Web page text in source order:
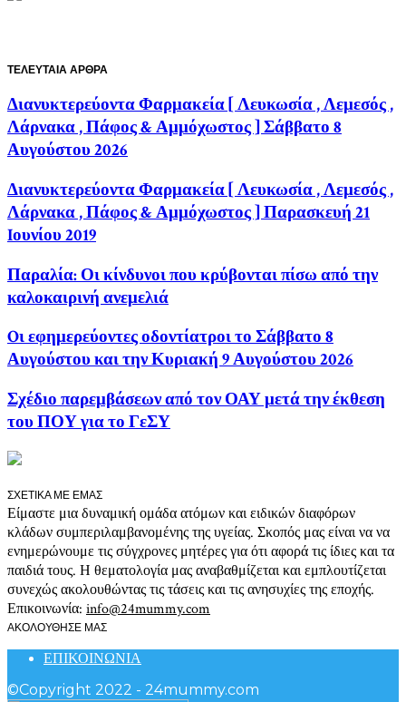
ΤΕΛΕΥΤΑΙΑ ΑΡΘΡΑ
Διανυκτερεύοντα Φαρμακεία [ Λευκωσία , Λεμεσός ,
Λάρνακα , Πάφος & Αμμόχωστος ] Σάββατο 8
Αυγούστου 2026
Διανυκτερεύοντα Φαρμακεία [ Λευκωσία , Λεμεσός ,
Λάρνακα , Πάφος & Αμμόχωστος ] Παρασκευή 21
Iουνίου 2019
Παραλία: Οι κίνδυνοι που κρύβονται πίσω από την
καλοκαιρινή ανεμελιά
Oι εφημερεύοντες οδοντίατροι το Σάββατο 8
Αυγούστου και την Κυριακή 9 Αυγούστου 2026
Σχέδιο παρεμβάσεων από τον ΟΑΥ μετά την έκθεση
του ΠΟΥ για το ΓεΣΥ
ΣΧΕΤΙΚΑ ΜΕ ΕΜΑΣ
Είμαστε μια δυναμική ομάδα ατόμων και ειδικών διαφόρων
κλάδων συμπεριλαμβανομένης της υγείας. Σκοπός μας είναι να να
ενημερώνουμε τις σύγχρονες μητέρες για ότι αφορά τις ίδιες και τα
παιδιά τους. Η θεματολογία μας αναβαθμίζεται και εμπλουτίζεται
συνεχώς ακολουθώντας τις τάσεις και τις ανησυχίες της εποχής.
Επικοινωνία: info@24mummy.com
ΑΚΟΛΟΥΘΗΣΕ ΜΑΣ
ΕΠΙΚΟΙΝΩΝΙΑ
©Copyright 2022 - 24mummy.com